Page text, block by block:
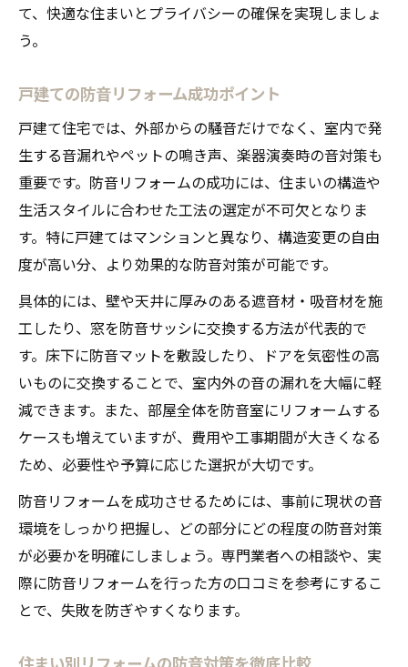
て、快適な住まいとプライバシーの確保を実現しましょ
う。
戸建ての防音リフォーム成功ポイント
戸建て住宅では、外部からの騒音だけでなく、室内で発
生する音漏れやペットの鳴き声、楽器演奏時の音対策も
重要です。防音リフォームの成功には、住まいの構造や
生活スタイルに合わせた工法の選定が不可欠となりま
す。特に戸建てはマンションと異なり、構造変更の自由
度が高い分、より効果的な防音対策が可能です。
具体的には、壁や天井に厚みのある遮音材・吸音材を施
工したり、窓を防音サッシに交換する方法が代表的で
す。床下に防音マットを敷設したり、ドアを気密性の高
いものに交換することで、室内外の音の漏れを大幅に軽
減できます。また、部屋全体を防音室にリフォームする
ケースも増えていますが、費用や工事期間が大きくなる
ため、必要性や予算に応じた選択が大切です。
防音リフォームを成功させるためには、事前に現状の音
環境をしっかり把握し、どの部分にどの程度の防音対策
が必要かを明確にしましょう。専門業者への相談や、実
際に防音リフォームを行った方の口コミを参考にするこ
とで、失敗を防ぎやすくなります。